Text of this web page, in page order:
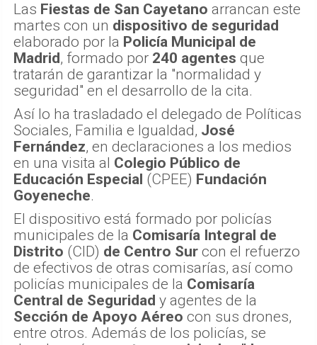
Las Fiestas de San Cayetano arrancan este
martes con un dispositivo de seguridad
elaborado por la Policía Municipal de
Madrid, formado por 240 agentes que
tratarán de garantizar la "normalidad y
seguridad" en el desarrollo de la cita.
Así lo ha trasladado el delegado de Políticas
Sociales, Familia e Igualdad, José
Fernández, en declaraciones a los medios
en una visita al Colegio Público de
Educación Especial (CPEE) Fundación
Goyeneche.
El dispositivo está formado por policías
municipales de la Comisaría Integral de
Distrito (CID) de Centro Sur con el refuerzo
de efectivos de otras comisarías, así como
policías municipales de la Comisaría
Central de Seguridad y agentes de la
Sección de Apoyo Aéreo con sus drones,
entre otros. Además de los policías, se